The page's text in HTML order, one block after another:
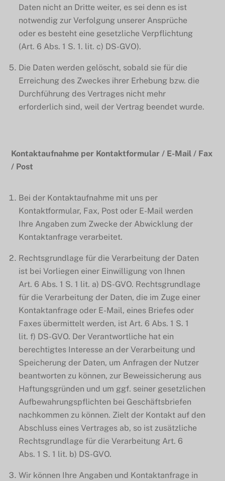
Daten nicht an Dritte weiter, es sei denn es ist
notwendig zur Verfolgung unserer Ansprüche
oder es besteht eine gesetzliche Verpflichtung
(Art. 6 Abs. 1 S. 1. lit. c) DS-GVO).
Die Daten werden gelöscht, sobald sie für die
Erreichung des Zweckes ihrer Erhebung bzw. die
Durchführung des Vertrages nicht mehr
erforderlich sind, weil der Vertrag beendet wurde.
Kontaktaufnahme per Kontaktformular / E-Mail / Fax
/ Post
Bei der Kontaktaufnahme mit uns per
Kontaktformular, Fax, Post oder E-Mail werden
Ihre Angaben zum Zwecke der Abwicklung der
Kontaktanfrage verarbeitet.
Rechtsgrundlage für die Verarbeitung der Daten
ist bei Vorliegen einer Einwilligung von Ihnen
Art. 6 Abs. 1 S. 1 lit. a) DS-GVO. Rechtsgrundlage
für die Verarbeitung der Daten, die im Zuge einer
Kontaktanfrage oder E-Mail, eines Briefes oder
Faxes übermittelt werden, ist Art. 6 Abs. 1 S. 1
lit. f) DS-GVO. Der Verantwortliche hat ein
berechtigtes Interesse an der Verarbeitung und
Speicherung der Daten, um Anfragen der Nutzer
beantworten zu können, zur Beweissicherung aus
Haftungsgründen und um ggf. seiner gesetzlichen
Aufbewahrungspflichten bei Geschäftsbriefen
nachkommen zu können. Zielt der Kontakt auf den
Abschluss eines Vertrages ab, so ist zusätzliche
Rechtsgrundlage für die Verarbeitung Art. 6
Abs. 1 S. 1 lit. b) DS-GVO.
Wir können Ihre Angaben und Kontaktanfrage in